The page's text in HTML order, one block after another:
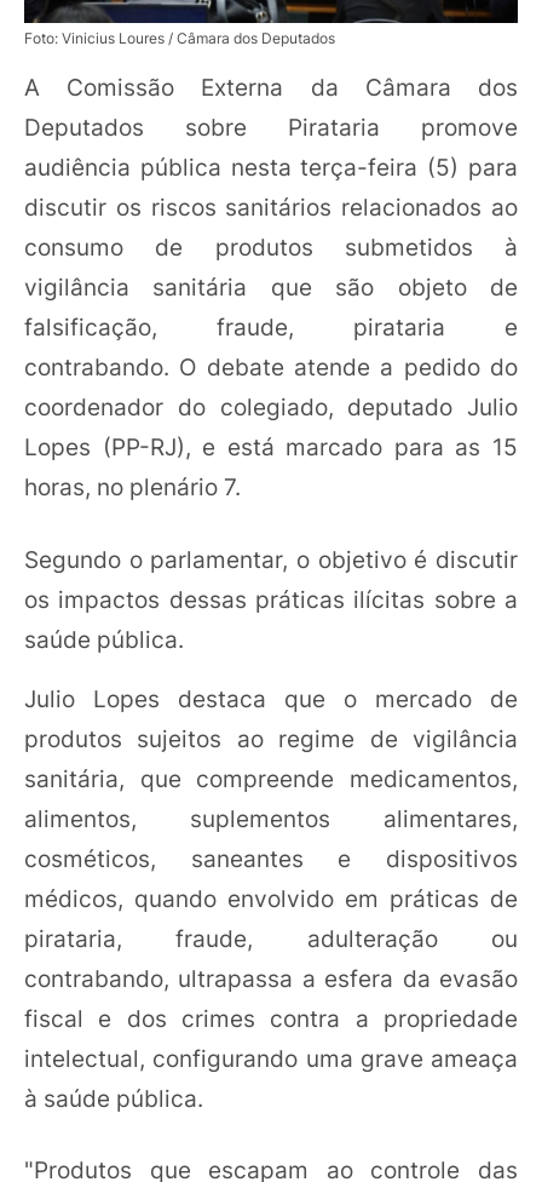
Foto: Vinicius Loures / Câmara dos Deputados
A Comissão Externa da Câmara dos
Deputados sobre Pirataria promove
audiência pública nesta terça-feira (5) para
discutir os riscos sanitários relacionados ao
consumo de produtos submetidos à
vigilância sanitária que são objeto de
falsificação, fraude, pirataria e
contrabando. O debate atende a pedido do
coordenador do colegiado, deputado Julio
Lopes (PP-RJ), e está marcado para as 15
horas, no plenário 7.
Segundo o parlamentar, o objetivo é discutir
os impactos dessas práticas ilícitas sobre a
saúde pública.
Julio Lopes destaca que o mercado de
produtos sujeitos ao regime de vigilância
sanitária, que compreende medicamentos,
alimentos, suplementos alimentares,
cosméticos, saneantes e dispositivos
médicos, quando envolvido em práticas de
pirataria, fraude, adulteração ou
contrabando, ultrapassa a esfera da evasão
fiscal e dos crimes contra a propriedade
intelectual, configurando uma grave ameaça
à saúde pública.
"Produtos que escapam ao controle das